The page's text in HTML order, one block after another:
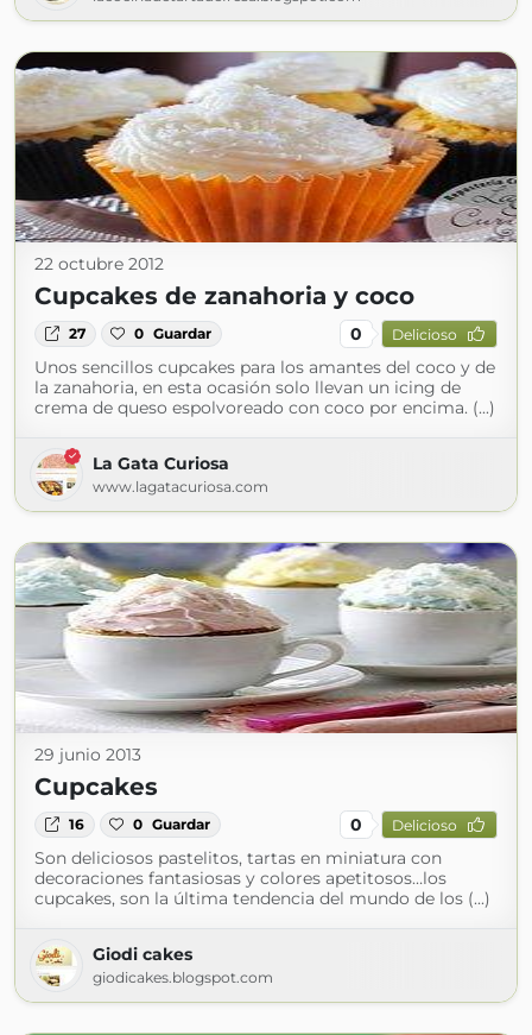
22 octubre 2012
Cupcakes de zanahoria y coco
27 0 Guardar 0 Delicioso
Unos sencillos cupcakes para los amantes del coco y de
la zanahoria, en esta ocasión solo llevan un icing de
crema de queso espolvoreado con coco por encima. (...)
La Gata Curiosa
www.lagatacuriosa.com
29 junio 2013
Cupcakes
16 0 Guardar 0 Delicioso
Son deliciosos pastelitos, tartas en miniatura con
decoraciones fantasiosas y colores apetitosos…los
cupcakes, son la última tendencia del mundo de los (...)
Giodi cakes
giodicakes.blogspot.com